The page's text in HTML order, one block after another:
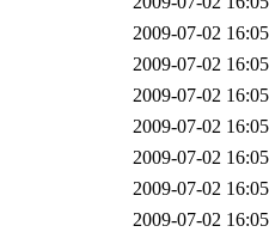
2009-07-02 16:05
2009-07-02 16:05
2009-07-02 16:05
2009-07-02 16:05
2009-07-02 16:05
2009-07-02 16:05
2009-07-02 16:05